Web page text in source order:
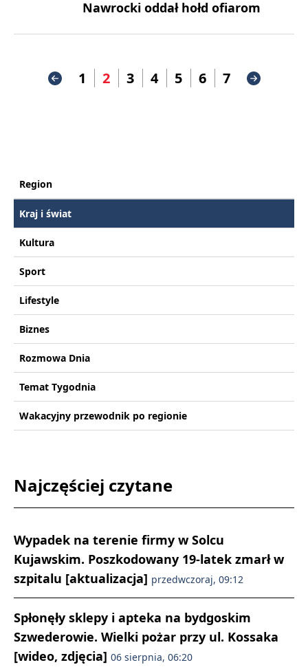
Nawrocki oddał hołd ofiarom
1 2 3 4 5 6 7
Region
Kraj i świat
Kultura
Sport
Lifestyle
Biznes
Rozmowa Dnia
Temat Tygodnia
Wakacyjny przewodnik po regionie
Najczęściej czytane
Wypadek na terenie firmy w Solcu
Kujawskim. Poszkodowany 19-latek zmarł w
szpitalu [aktualizacja] przedwczoraj, 09:12
Spłonęły sklepy i apteka na bydgoskim
Szwederowie. Wielki pożar przy ul. Kossaka
[wideo, zdjęcia] 06 sierpnia, 06:20